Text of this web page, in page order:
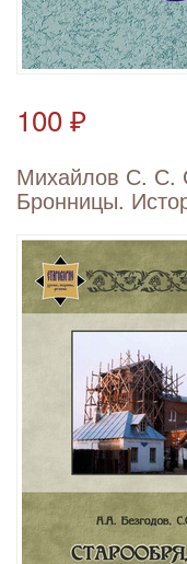
100 ₽
Михайлов С. С.
Бронницы.